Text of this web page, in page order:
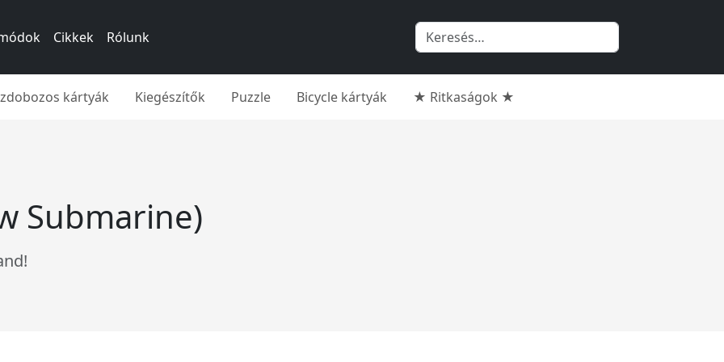
Cikkek Rólunk
kártyák Kiegészítők Puzzle Bicycle kártyák ★ Ritkaságok ★
Submarine)